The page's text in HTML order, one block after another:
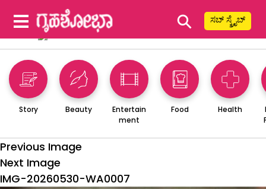
⚲ ಸಬ್ ಸ್ಕ್ರೈಬ್
Story Beauty
Entertain
ment
Food Health
Previous Image
Next Image
IMG-20260530-WA0007